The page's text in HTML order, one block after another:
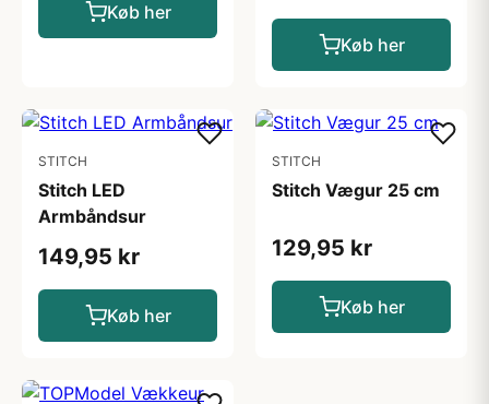
Køb her
Køb her
STITCH
Stitch LED
Armbåndsur
149,95 kr
Køb her
STITCH
Stitch Vægur 25 cm
129,95 kr
Køb her